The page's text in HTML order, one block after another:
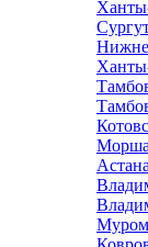
Астана
Муром